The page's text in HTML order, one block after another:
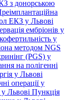
з донорською
ЕКЗ у Львові
ембріонів у
у
методом NGS
(PGS) у
на полігенні
у Львові
операції у
Львові Пункція